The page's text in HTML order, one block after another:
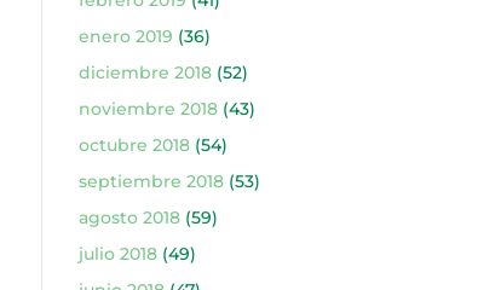
enero 2019 (36)
diciembre 2018(52)
noviembre 2018(43)
octubre 2018(54)
septiembre 2018(53)
agosto 2018(59)
julio 2018(49)